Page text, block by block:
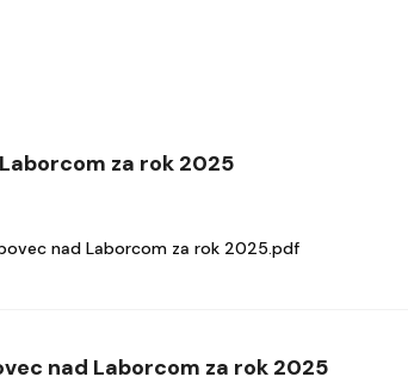
za rok 2025
nad Laborcom za rok 2025.pdf
nad Laborcom za rok 2025